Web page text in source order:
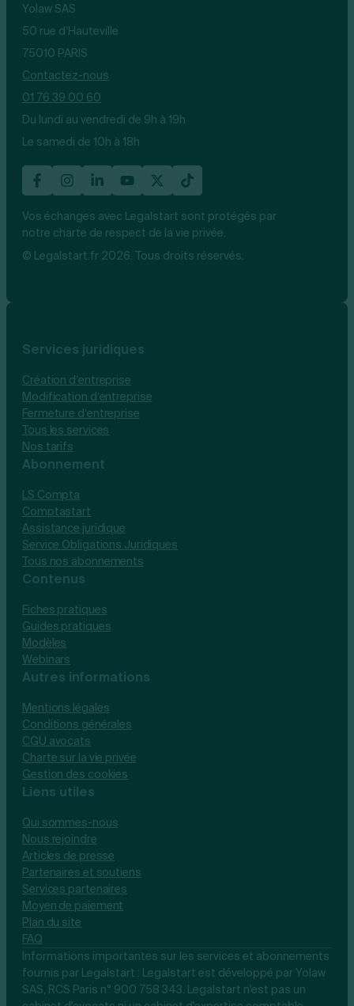
Yolaw SAS
50 rue d’Hauteville
75010 PARIS
Contactez-nous
01 76 39 00 60
Du lundi au vendredi de 9h à 19h
Le samedi de 10h à 18h
Vos échanges avec Legalstart sont protégés par
notre charte de respect de la vie privée.
© Legalstart.fr 2026. Tous droits réservés.
Services juridiques
Création d’entreprise
Modification d’entreprise
Fermeture d’entreprise
Tous les services
Nos tarifs
Abonnement
LS Compta
Comptastart
Assistance juridique
Service Obligations Juridiques
Tous nos abonnements
Contenus
Fiches pratiques
Guides pratiques
Modèles
Webinars
Autres informations
Mentions légales
Conditions générales
CGU avocats
Charte sur la vie privée
Gestion des cookies
Liens utiles
Qui sommes-nous
Nous rejoindre
Articles de presse
Partenaires et soutiens
Services partenaires
Moyen de paiement
Plan du site
FAQ
Informations importantes sur les services et abonnements
fournis par Legalstart : Legalstart est développé par Yolaw
SAS, RCS Paris n° 900 758 343. Legalstart n'est pas un